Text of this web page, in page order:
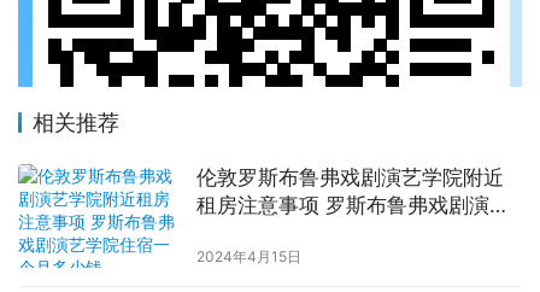
相关推荐
伦敦罗斯布鲁弗戏剧演艺学院附近
租房注意事项 罗斯布鲁弗戏剧演艺
2024年4月15日